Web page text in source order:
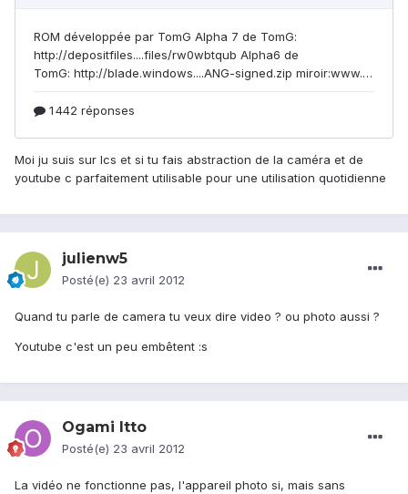
Moi ju suis sur Ics et si tu fais abstraction de la caméra et de
youtube c parfaitement utilisable pour une utilisation quotidienne
julienw5
Posté(e) 23 avril 2012
Quand tu parle de camera tu veux dire video ? ou photo aussi ?
Youtube c'est un peu embêtent :s
Ogami Itto
Posté(e) 23 avril 2012
La vidéo ne fonctionne pas, l'appareil photo si, mais sans